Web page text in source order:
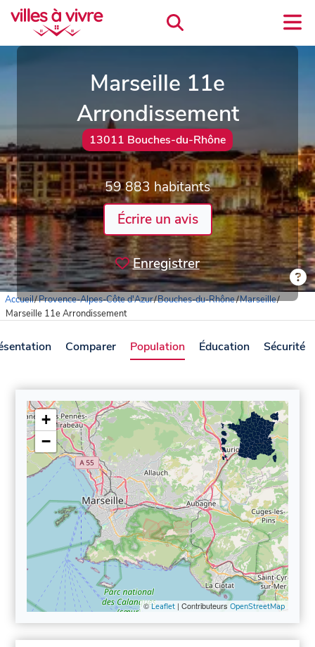
Marseille 11e
Arrondissement
13011 Bouches-du-Rhône
59 883 habitants
Écrire un avis
Enregistrer
Accueil/Provence-Alpes-Côte d'Azur/Bouches-du-Rhône/Marseille/
Marseille 11e Arrondissement
Comparer Population Éducation Sécurité
+
−
©Leaflet| Contributeurs OpenStreetMap